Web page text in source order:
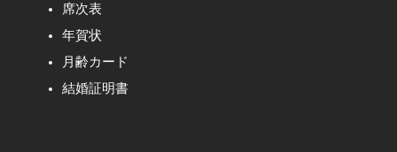
席次表
年賀状
月齢カード
結婚証明書